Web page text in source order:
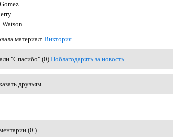
Watson
материал: Виктория
"Спасибо" (0)Поблагодарить за новость
друзьям
(0 )